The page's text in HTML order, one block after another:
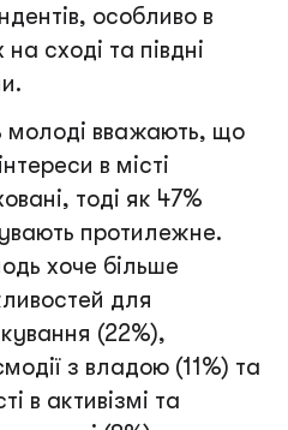
особливо в
на сході та півдні
молоді вважають, що
в місті
тоді як 47%
протилежне.
хоче більше
для
(22%),
з владою (11%) та
в активізмі та